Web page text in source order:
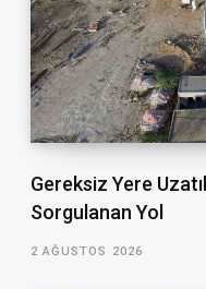
Gereksiz Yere
Sorgulanan Yol
2 AĞUSTOS 2026